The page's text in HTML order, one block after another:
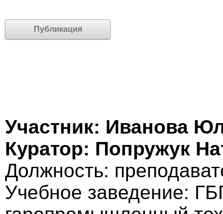
Публикация
Участник: Иванова
Куратор: Попружук
Должность:
Учебное заведение: